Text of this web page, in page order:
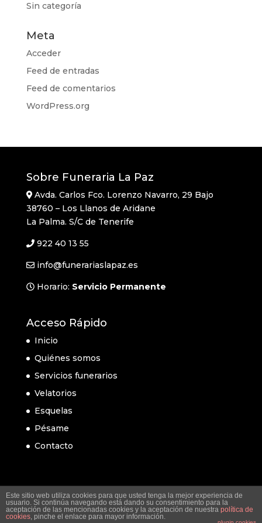
Sin categoría
Meta
Acceder
Feed de entradas
Feed de comentarios
WordPress.org
Sobre Funeraria La Paz
Avda. Carlos Fco. Lorenzo Navarro, 29 Bajo
38760 – Los Llanos de Aridane
La Palma. S/C de Tenerife
922 40 13 55
info@funerariaslapaz.es
Horario: Servicio Permanente
Acceso Rápido
Inicio
Quiénes somos
Servicios funerarios
Velatorios
Esquelas
Pésame
Contacto
Este sitio web utiliza cookies para que usted tenga la mejor experiencia de
usuario. Si continúa navegando está dando su consentimiento para la
aceptación de las mencionadas cookies y la aceptación de nuestra política de
cookies, pinche el enlace para mayor información.